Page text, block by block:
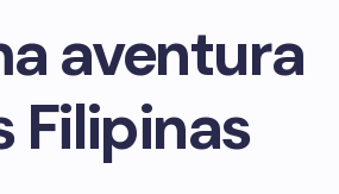
aventura
Filipinas